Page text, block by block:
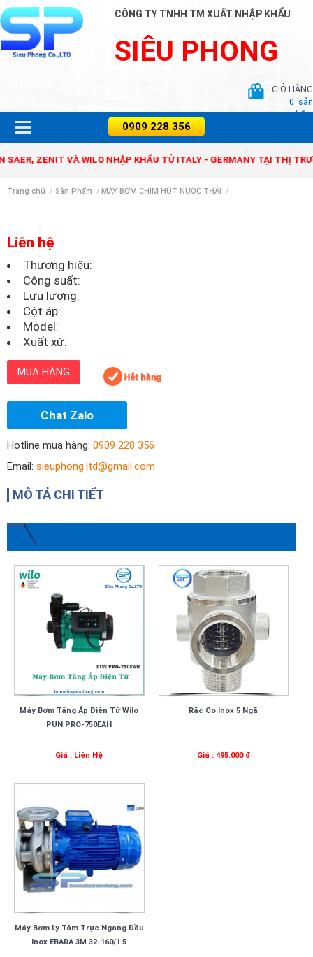
CÔNG TY TNHH TM XUẤT NHẬP KHẨU
SIÊU PHONG
GIỎ HÀNG
0 sản
phẩm
ZENIT VÀ WILO NHẬP KHẨU TỪ ITALY - GERMANY TẠI THỊ
Trang chủ / Sản Phẩm / MÁY BƠM CHÌM HÚT NƯỚC THẢI /
Liên hệ
Thương hiệu:
Công suất:
Lưu lượng:
Cột áp:
Model:
Xuất xứ:
MUA HÀNG
Chat Zalo
Hotline mua hàng: 0909 228 356
Email: sieuphong.ltd@gmail.com
MÔ TẢ CHI TIẾT
Máy Bơm Tăng Áp Điện Tử Wilo
PUN PRO-750EAH
Giá : Liên Hệ
Rắc Co Inox 5 Ngã
Giá : 495.000 đ
Máy Bơm Ly Tâm Trục Ngang Đầu
Inox EBARA 3M 32-160/1.5